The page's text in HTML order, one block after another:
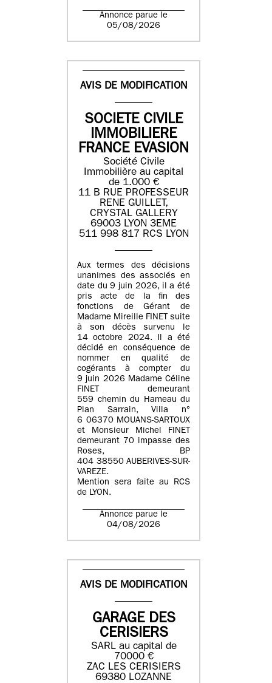
Annonce parue le
05/08/2026
AVIS DE MODIFICATION
SOCIETE CIVILE
IMMOBILIERE
FRANCE EVASION
Société Civile
Immobilière au capital
de 1.000 €
11 B RUE PROFESSEUR
RENE GUILLET,
CRYSTAL GALLERY
69003 LYON 3EME
511 998 817 RCS LYON
Aux termes des décisions
unanimes des associés en
date du 9 juin 2026, il a été
pris acte de la fin des
fonctions de Gérant de
Madame Mireille FINET suite
à son décès survenu le
14 octobre 2024. Il a été
décidé en conséquence de
nommer en qualité de
cogérants à compter du
9 juin 2026 Madame Céline
FINET demeurant
559 chemin du Hameau du
Plan Sarrain, Villa n°
6 06370 MOUANS-SARTOUX
et Monsieur Michel FINET
demeurant 70 impasse des
Roses, BP
404 38550 AUBERIVES-SUR-
VAREZE.
Mention sera faite au RCS
de LYON.
Annonce parue le
04/08/2026
AVIS DE MODIFICATION
GARAGE DES
CERISIERS
SARL au capital de
70000 €
ZAC LES CERISIERS
69380 LOZANNE